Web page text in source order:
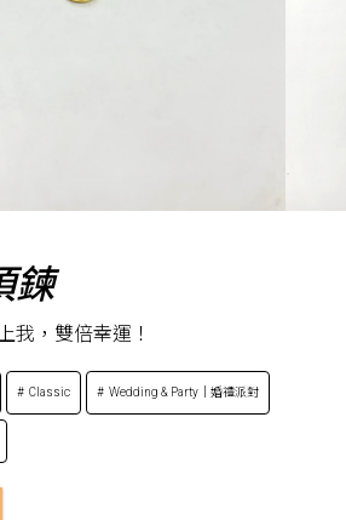
鍊
我，雙倍幸運！
Classic Wedding & Party｜婚禮派對